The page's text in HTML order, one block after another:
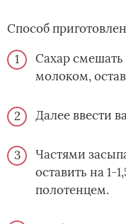
Способ
Сахар
молоком,
Далее ввести
Частями
оставить на 1-
полотенцем.